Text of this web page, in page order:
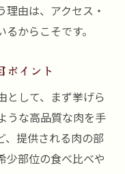
由は、アクセス・
からこそです。
ポイント
として、まず挙げら
うな高品質な肉を手
、提供される肉の部
少部位の食べ比べや